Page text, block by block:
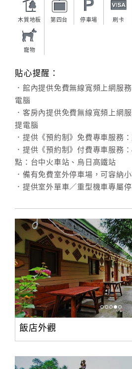
木質地板 第四台 停車場 刷卡
寵物
貼心提醒：
．館內提供免費無線寬頻上網服
電腦
．客房內提供免費無線寬頻上網
提電腦
．提供《預約制》免費專車服務
．提供《預約制》付費專車服務
點：台中火車站、烏日高鐵站
．備有免費室外停車場，可容納
．提供室外單車／重型機車專屬
飯店外觀